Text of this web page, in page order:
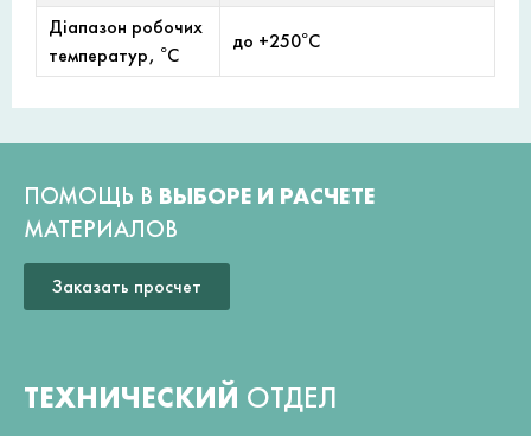
Діапазон робочих
температур, °С
до +250°С
ПОМОЩЬ В ВЫБОРЕ И РАСЧЕТЕ
МАТЕРИАЛОВ
Заказать просчет
ТЕХНИЧЕСКИЙ ОТДЕЛ